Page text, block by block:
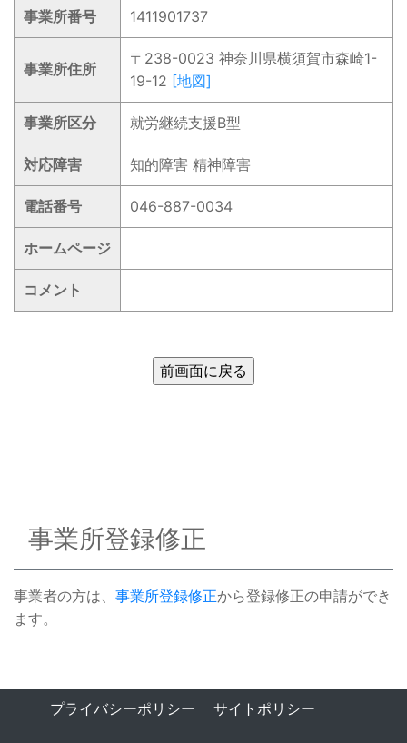
事業所番号 1411901737
事業所住所
〒238-0023 神奈川県横須賀市森崎1-
19-12 [地図]
事業所区分 就労継続支援B型
対応障害 知的障害 精神障害
電話番号 046-887-0034
ホームページ
コメント
事業所登録修正
事業者の方は、 事業所登録修正から登録修正の申請ができ
ます。
プライバシーポリシー サイトポリシー